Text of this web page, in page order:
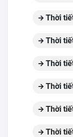
Thời
Thời
Thời
Thời
Thời
Thời